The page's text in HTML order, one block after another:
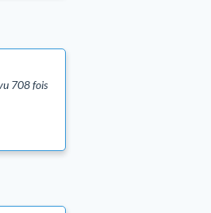
708 fois